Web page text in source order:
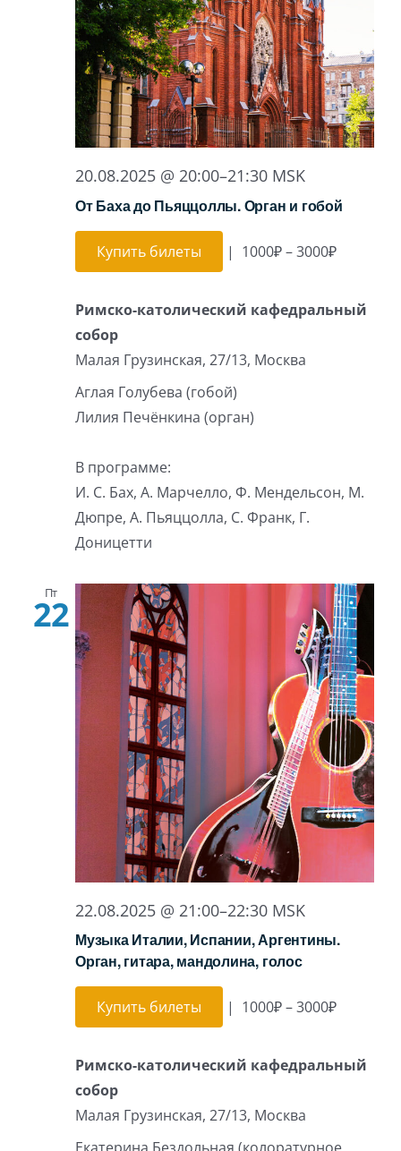
20.08.2025 @ 20:00–21:30 MSK
От Баха до Пьяццоллы. Орган и гобой
Купить билеты | 1000₽ – 3000₽
Римско-католический кафедральный
собор
Малая Грузинская, 27/13, Москва
Аглая Голубева (гобой)
Лилия Печёнкина (орган)
В программе:
И. С. Бах, А. Марчелло, Ф. Мендельсон, М.
Дюпре, А. Пьяццолла, С. Франк, Г.
Доницетти
Пт
22
22.08.2025 @ 21:00–22:30 MSK
Музыка Италии, Испании, Аргентины.
Орган, гитара, мандолина, голос
Купить билеты | 1000₽ – 3000₽
Римско-католический кафедральный
собор
Малая Грузинская, 27/13, Москва